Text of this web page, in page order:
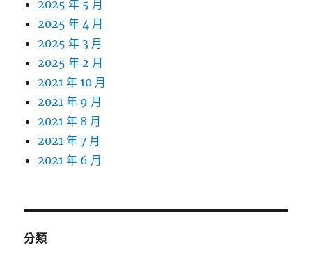
2025 年 5 月
2025 年 4 月
2025 年 3 月
2025 年 2 月
2021 年 10 月
2021 年 9 月
2021 年 8 月
2021 年 7 月
2021 年 6 月
分類